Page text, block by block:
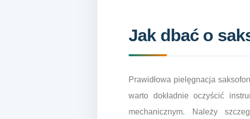
Jak dbać o
Prawidłowa pielęgnacja
warto dokładnie oczyścić
mechanicznym. Należy